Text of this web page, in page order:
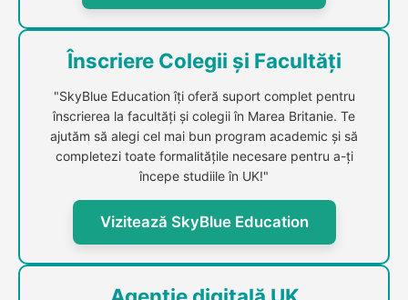
Înscriere Colegii și Facultăți
"SkyBlue Education îți oferă suport complet pentru
înscrierea la facultăți și colegii în Marea Britanie. Te
ajutăm să alegi cel mai bun program academic și să
completezi toate formalitățile necesare pentru a-ți
începe studiile în UK!"
Vizitează SkyBlue Education